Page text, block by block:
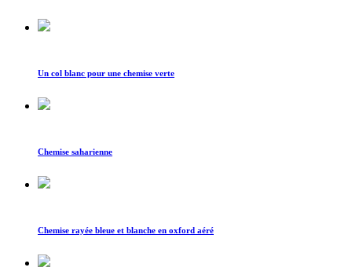
Un col blanc pour une chemise verte
Chemise saharienne
Chemise rayée bleue et blanche en oxford aéré